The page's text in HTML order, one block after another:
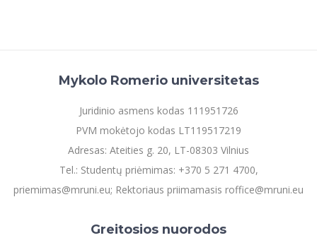
MRU norminių teisės aktų duomenų bazė
eDVS
Microsoft Office 365
MRU mobilios programėlės
Pagalbos sistema
Profesinė sąjunga
Mykolo Romerio universitetas
Juridinio asmens kodas 111951726
PVM mokėtojo kodas LT119517219
Adresas: Ateities g. 20, LT-08303 Vilnius
Tel.: Studentų priėmimas: +370 5 271 4700,
priemimas@mruni.eu; Rektoriaus priimamasis roffice@mruni.eu
Greitosios nuorodos